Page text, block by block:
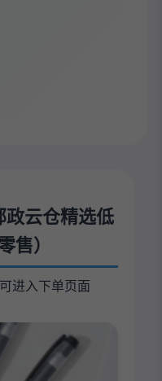
政云仓精选低
售）
进入下单页面